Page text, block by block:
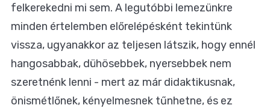
felkerekedni mi sem. A legutóbbi lemezünkre
minden értelemben előrelépésként tekintünk
vissza, ugyanakkor az teljesen látszik, hogy ennél
hangosabbak, dühösebbek, nyersebbek nem
szeretnénk lenni - mert az már didaktikusnak,
önismétlőnek, kényelmesnek tűnhetne, és ez